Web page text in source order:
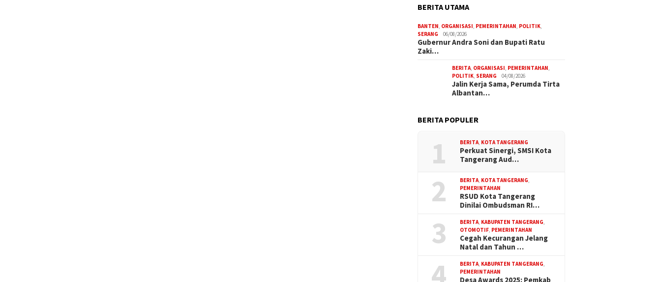
BERITA UTAMA
BANTEN, ORGANISASI, PEMERINTAHAN, POLITIK,
SERANG
06/08/2026
Gubernur Andra Soni dan Bupati Ratu
Zaki…
BERITA, ORGANISASI, PEMERINTAHAN,
POLITIK, SERANG 04/08/2026
Jalin Kerja Sama, Perumda Tirta
Albantan…
BERITA POPULER
1 BERITA, KOTA TANGERANG
Perkuat Sinergi, SMSI Kota
Tangerang Aud…
2 BERITA, KOTA TANGERANG,
PEMERINTAHAN
RSUD Kota Tangerang
Dinilai Ombudsman RI…
3 BERITA, KABUPATEN TANGERANG,
OTOMOTIF, PEMERINTAHAN
Cegah Kecurangan Jelang
Natal dan Tahun …
4 BERITA, KABUPATEN TANGERANG,
PEMERINTAHAN
Desa Awards 2025: Pemkab